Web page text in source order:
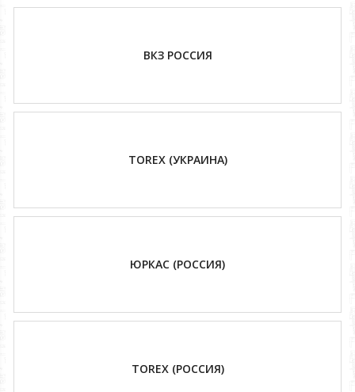
ВКЗ РОССИЯ
TOREX (УКРАИНА)
ЮРКАС (РОССИЯ)
TOREX (РОССИЯ)